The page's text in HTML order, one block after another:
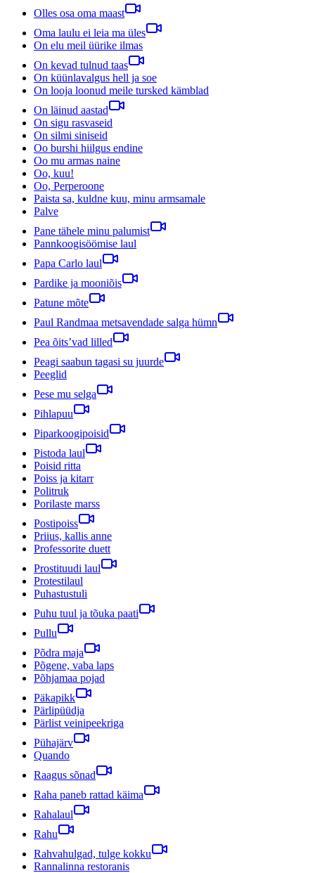
Olles osa oma maast
Oma laulu ei leia ma üles
On elu meil üürike ilmas
On kevad tulnud taas
On küünlavalgus hell ja soe
On looja loonud meile tursked kämblad
On läinud aastad
On sigu rasvaseid
On silmi siniseid
Oo burshi hiilgus endine
Oo mu armas naine
Oo, kuu!
Oo, Perperoone
Paista sa, kuldne kuu, minu armsamale
Palve
Pane tähele minu palumist
Pannkoogisöömise laul
Papa Carlo laul
Pardike ja mooniõis
Patune mõte
Paul Randmaa metsavendade salga hümn
Pea õits’vad lilled
Peagi saabun tagasi su juurde
Peeglid
Pese mu selga
Pihlapuu
Piparkoogipoisid
Pistoda laul
Poisid ritta
Poiss ja kitarr
Politruk
Porilaste marss
Postipoiss
Priius, kallis anne
Professorite duett
Prostituudi laul
Protestilaul
Puhastustuli
Puhu tuul ja tõuka paati
Pullu
Põdra maja
Põgene, vaba laps
Põhjamaa pojad
Päkapikk
Pärlipüüdja
Pärlist veinipeekriga
Pühajärv
Quando
Raagus sõnad
Raha paneb rattad käima
Rahalaul
Rahu
Rahvahulgad, tulge kokku
Rannalinna restoranis